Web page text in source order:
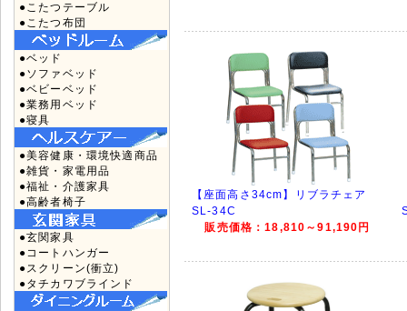
●こたつテーブル
●こたつ布団
●ベッド
●ソファベッド
●ベビーベッド
●業務用ベッド
●寝具
●美容健康・環境快適商品
●雑貨・家電用品
●福祉・介護家具
●高齢者椅子
●玄関家具
●コートハンガー
●スクリーン(衝立)
●タチカワブラインド
【座面高さ34cm】リブラチェア
SL-34C
販売価格：18,810～91,190円